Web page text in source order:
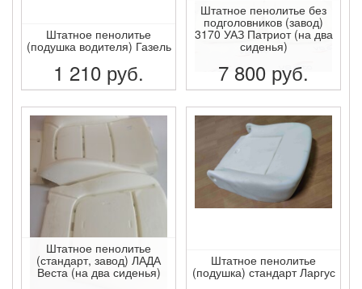
Штатное пенолитье
(подушка водителя) Газель
1 210 руб.
ПОДРОБНЕЕ
Штатное пенолитье без
подголовников (завод)
3170 УАЗ Патриот (на два
сиденья)
7 800 руб.
ПОДРОБНЕЕ
Штатное пенолитье
(стандарт, завод) ЛАДА
Веста (на два сиденья)
Штатное пенолитье
(подушка) стандарт Ларгус